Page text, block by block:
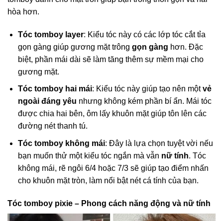
hòa hơn.
Tóc tomboy layer: Kiểu tóc này có các lớp tóc cắt tỉa
gọn gàng giúp gương mặt trông gọn gàng hơn. Đặc
biệt, phần mái dài sẽ làm tăng thêm sự mềm mại cho
gương mặt.
Tóc tomboy hai mái: Kiểu tóc này giúp tạo nên mộtvẻ
ngoài đáng yêu nhưng không kém phần bí ẩn. Mái tóc
được chia hai bên, ôm lấy khuôn mặt giúp tôn lên các
đường nét thanh tú.
Tóc tomboy không mái: Đây là lựa chọn tuyệt vời nếu
bạn muốn thử một kiểu tóc ngắn mà vẫn nữ tính. Tóc
không mái, rẽ ngôi 6/4 hoặc 7/3 sẽ giúp tạo điểm nhấn
cho khuôn mặt tròn, làm nổi bật nét cá tính của bạn.
Tóc tomboy pixie – Phong cách năng động và nữ tính